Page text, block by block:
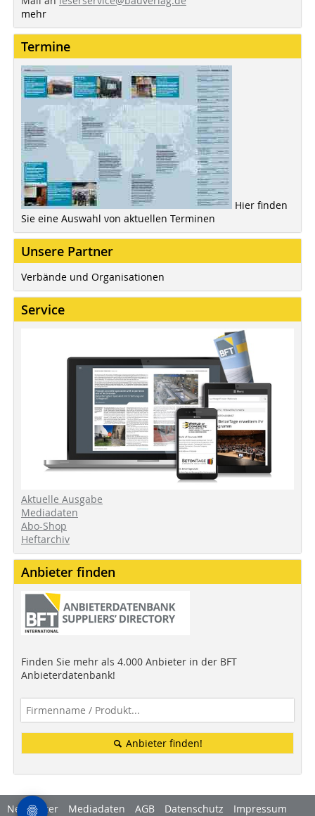
mehr
Termine
Hier finden
Sie eine Auswahl von aktuellen Terminen
Unsere Partner
Verbände und Organisationen
Service
Aktuelle Ausgabe
Mediadaten
Abo-Shop
Heftarchiv
Anbieter finden
Finden Sie mehr als 4.000 Anbieter in der BFT
Anbieterdatenbank!
Anbieter finden!
Newsletter Mediadaten AGB Datenschutz Impressum